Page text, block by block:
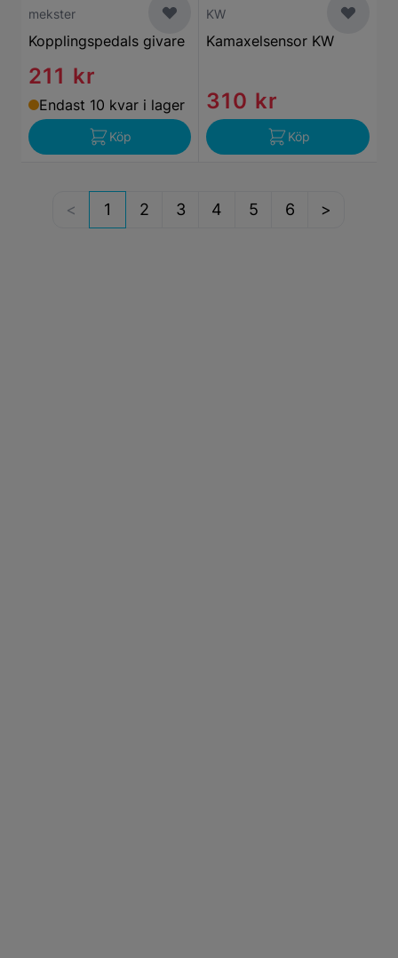
mekster
Kopplingspedals givare
211 kr
Endast 10 kvar i lager
Köp
KW
Kamaxelsensor KW
310 kr
Köp
1 2 3 4 5 6